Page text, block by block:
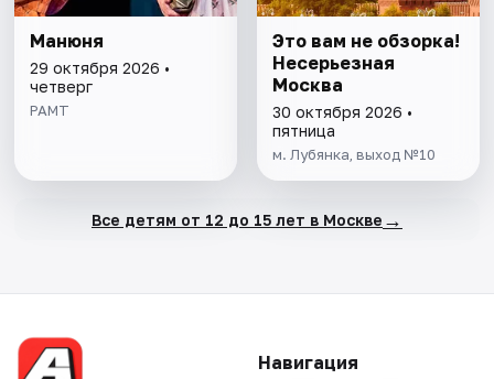
Манюня
29 октября 2026 •
четверг
РАМТ
Это вам не обзорка!
Несерьезная
Москва
30 октября 2026 •
пятница
м. Лубянка, выход №10
Все детям от 12 до 15 лет в Москве →
Навигация